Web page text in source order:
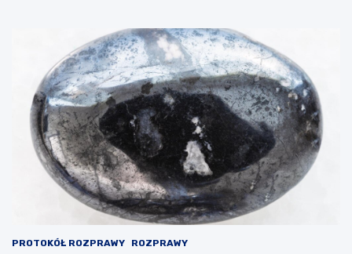
PROTOKÓŁ ROZPRAWY ROZPRAWY